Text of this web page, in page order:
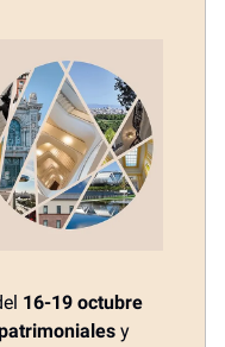
16-19 octubre
y